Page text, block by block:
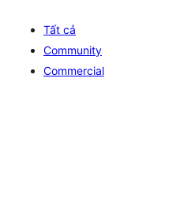
Tất cả
Community
Commercial